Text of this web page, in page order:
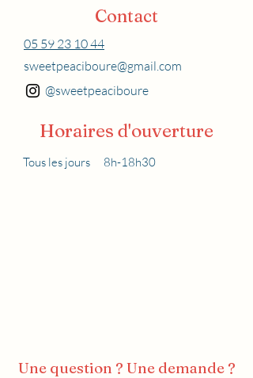
Contact
05 59 23 10 44
sweetpeaciboure@gmail.com
@sweetpeaciboure
Horaires d'ouverture
Tous les jours 8h-18h30
Une question ? Une demande ?